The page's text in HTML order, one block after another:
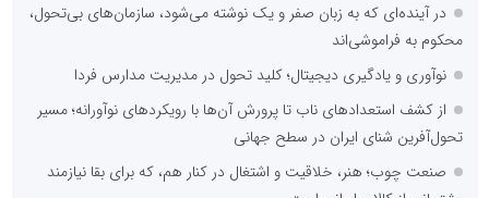
در آینده‌ای که به زبان صفر و یک نوشته می‌شود، سازمان‌های بی‌تحول،
محکوم به فراموشی‌اند
نوآوری و یادگیری دیجیتال؛ کلید تحول در مدیریت مدارس فردا
از کشف استعدادهای ناب تا پرورش آن‌ها با رویکردهای نوآورانه؛ مسیر
تحول‌آفرین شنای ایران در سطح جهانی
صنعت چوب؛ هنر، خلاقیت و اشتغال در کنار هم، که برای بقا نیازمند